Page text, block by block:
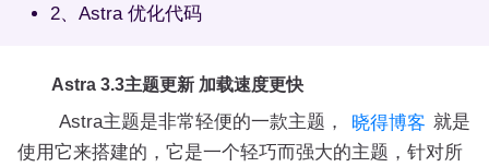
2、Astra 优化代码
Astra 3.3主题更新 加载速度更快
Astra主题是非常轻便的一款主题， 晓得博客 就是
使用它来搭建的，它是一个轻巧而强大的主题，针对所